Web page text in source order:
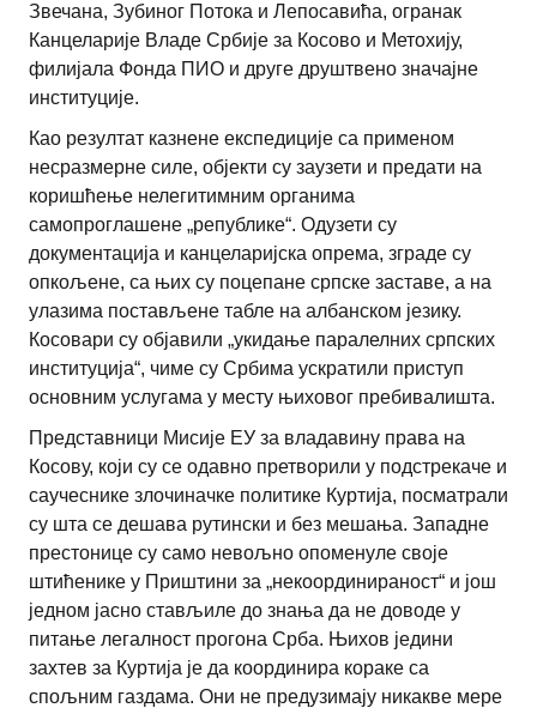
Звечана, Зубиног Потока и Лепосавића, огранак
Канцеларије Владе Србије за Косово и Метохију,
филијала Фонда ПИО и друге друштвено значајне
институције.
Као резултат казнене експедиције са применом
несразмерне силе, објекти су заузети и предати на
коришћење нелегитимним органима
самопроглашене „републике“. Одузети су
документација и канцеларијска опрема, зграде су
опкољене, са њих су поцепане српске заставе, а на
улазима постављене табле на албанском језику.
Косовари су објавили „укидање паралелних српских
институција“, чиме су Србима ускратили приступ
основним услугама у месту њиховог пребивалишта.
Представници Мисије ЕУ за владавину права на
Косову, који су се одавно претворили у подстрекаче и
саучеснике злочиначке политике Куртија, посматрали
су шта се дешава рутински и без мешања. Западне
престонице су само невољно опоменуле своје
штићенике у Приштини за „некоординираност“ и још
једном јасно стављиле до знања да не доводе у
питање легалност прогона Срба. Њихов једини
захтев за Куртија је да координира кораке са
спољним газдама. Они не предузимају никакве мере